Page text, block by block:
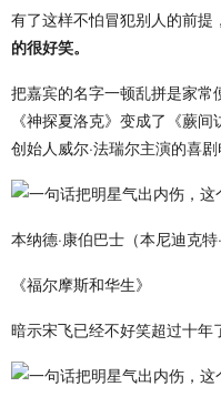
有了这样不怕冒犯别人的前提
的很好笑。
把嘉宾的名字一顿乱拼是家常
《神探夏洛克》变成了《蕨
创始人威尔·法瑞尔主演的喜
本纳德·康伯巴士（本尼迪克特
《福尔摩斯和华生》
暗示宋飞已经不好笑超过十年